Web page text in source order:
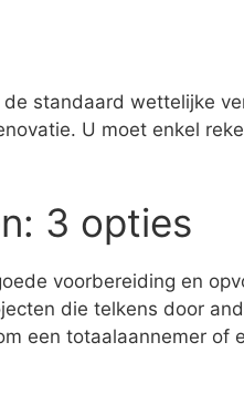
standaard wettelijke
U moet enkel
3 opties
voorbereiding en
die telkens door
een totaalaannemer